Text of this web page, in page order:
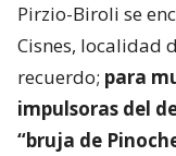
Pirzio-Biroli se
Cisnes, localidad
recuerdo; para
impulsoras del
“bruja de